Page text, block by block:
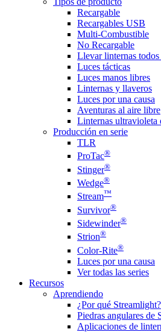
Recargable
Recargables USB
Multi-Combustible
No Recargable
Llevar linternas todos
Luces tácticas
Luces manos libres
Linternas y llaveros
Luces por una causa
Aventuras al aire libre
Linternas ultravioleta
Producción en serie
TLR
ProTac®
Stinger®
Wedge®
Stream™
Survivor®
Sidewinder®
Strion®
Color-Rite®
Luces por una causa
Ver todas las series
Recursos
Aprendiendo
¿Por qué Streamlight?
Piedras angulares de
Aplicaciones de